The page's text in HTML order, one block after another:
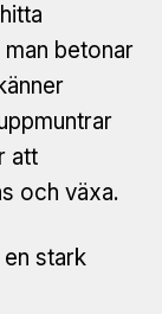
betonar
att
och växa.
stark